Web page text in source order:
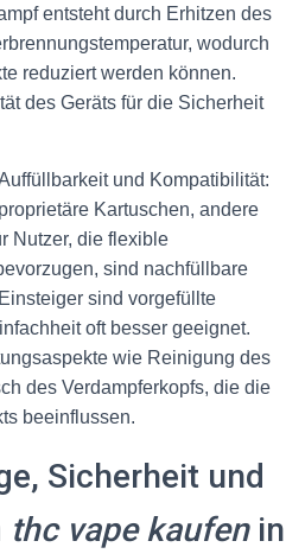
entsteht durch Erhitzen des
wodurch
reduziert werden können.
des Geräts für die Sicherheit
und Kompatibilität:
Kartuschen, andere
Nutzer, die flexible
sind nachfüllbare
sind vorgefüllte
oft besser geeignet.
wie Reinigung des
des Verdampferkopfs, die die
beeinflussen.
Sicherheit und
thc vape kaufenin